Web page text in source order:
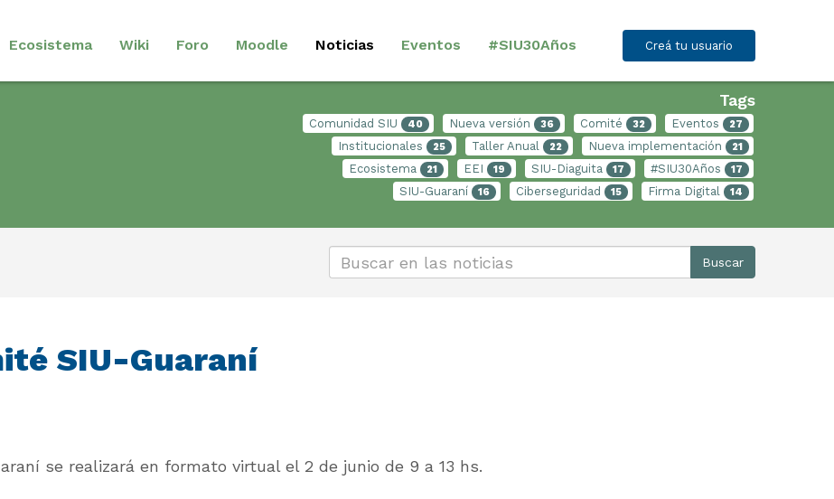
Ecosistema Wiki Foro Moodle Noticias Eventos #SIU30Años Creá tu usuario
Tags
Comunidad SIU 40 Nueva versión 36 Comité 32 Eventos 27
Institucionales 25 Taller Anual 22 Nueva implementación 21
Ecosistema 21 EEI 19 SIU-Diaguita 17 #SIU30Años 17
SIU-Guaraní 16 Ciberseguridad 15 Firma Digital 14
Buscar
SIU-Guaraní
se realizará en formato virtual el 2 de junio de 9 a 13 hs.